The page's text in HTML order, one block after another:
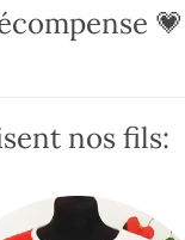
peuvent
sur
page
du
💗
nos fils: